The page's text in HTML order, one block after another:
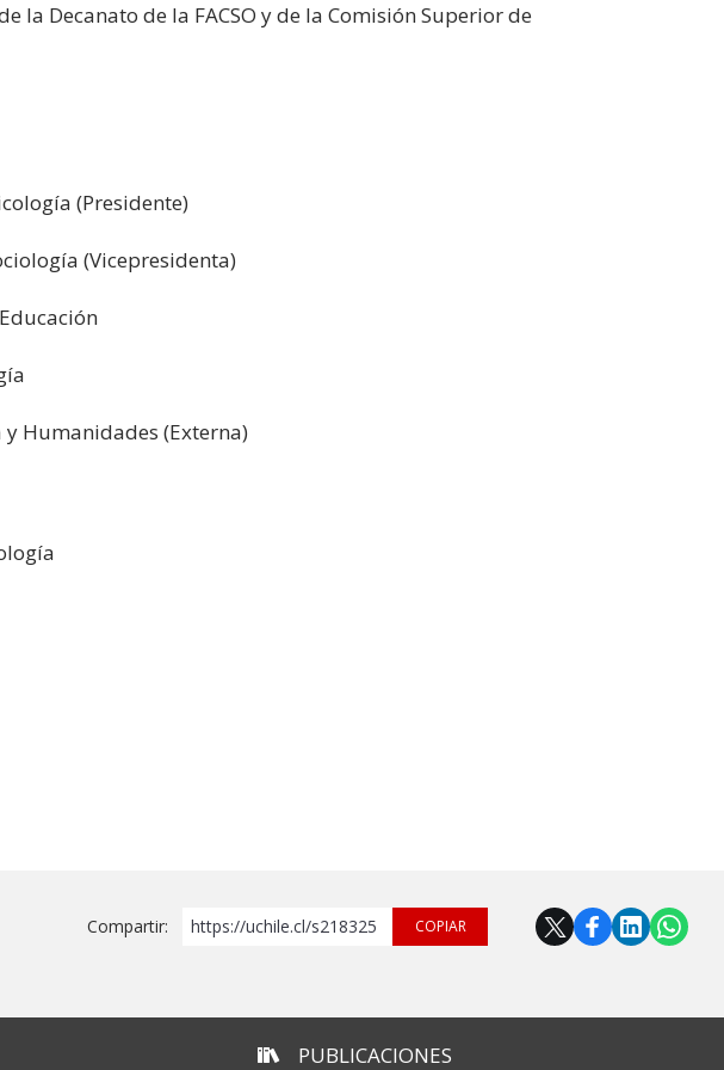
la Decanato de la FACSO y de la Comisión Superior de
(Presidente)
(Vicepresidenta)
Humanidades (Externa)
Compartir: https://uchile.cl/s218325 COPIAR
PUBLICACIONES